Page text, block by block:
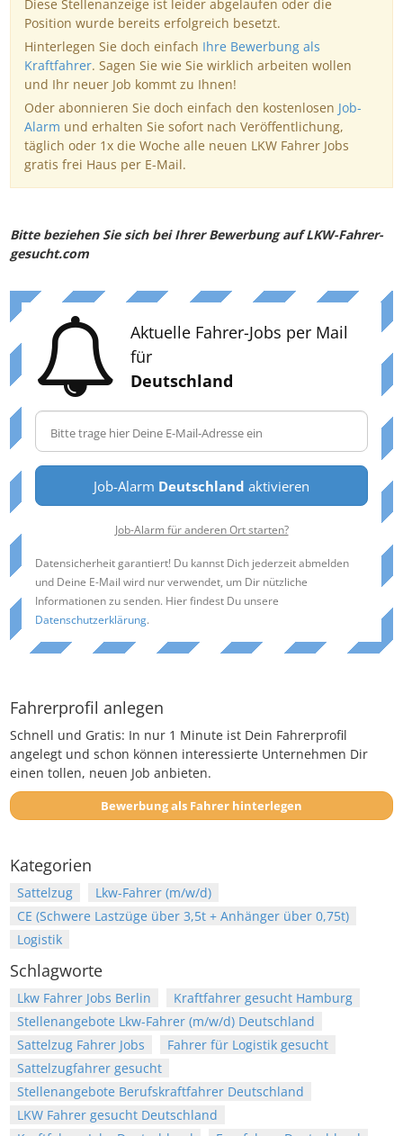
Diese Stellenanzeige ist leider abgelaufen oder die
Position wurde bereits erfolgreich besetzt.
Hinterlegen Sie doch einfach Ihre Bewerbung als
Kraftfahrer. Sagen Sie wie Sie wirklich arbeiten wollen
und Ihr neuer Job kommt zu Ihnen!
Oder abonnieren Sie doch einfach den kostenlosen Job-
Alarm und erhalten Sie sofort nach Veröffentlichung,
täglich oder 1x die Woche alle neuen LKW Fahrer Jobs
gratis frei Haus per E-Mail.
Bitte beziehen Sie sich bei Ihrer Bewerbung auf LKW-Fahrer-
gesucht.com
Aktuelle Fahrer-Jobs per Mail
für
Deutschland
Job-Alarm Deutschland aktivieren
Job-Alarm für anderen Ort starten?
Datensicherheit garantiert! Du kannst Dich jederzeit abmelden
und Deine E-Mail wird nur verwendet, um Dir nützliche
Informationen zu senden. Hier findest Du unsere
Datenschutzerklärung.
Fahrerprofil anlegen
Schnell und Gratis: In nur 1 Minute ist Dein Fahrerprofil
angelegt und schon können interessierte Unternehmen Dir
einen tollen, neuen Job anbieten.
Bewerbung als Fahrer hinterlegen
Kategorien
Sattelzug
Lkw-Fahrer (m/w/d)
CE (Schwere Lastzüge über 3,5t + Anhänger über 0,75t)
Logistik
Schlagworte
Lkw Fahrer Jobs Berlin
Kraftfahrer gesucht Hamburg
Stellenangebote Lkw-Fahrer (m/w/d) Deutschland
Sattelzug Fahrer Jobs
Fahrer für Logistik gesucht
Sattelzugfahrer gesucht
Stellenangebote Berufskraftfahrer Deutschland
LKW Fahrer gesucht Deutschland